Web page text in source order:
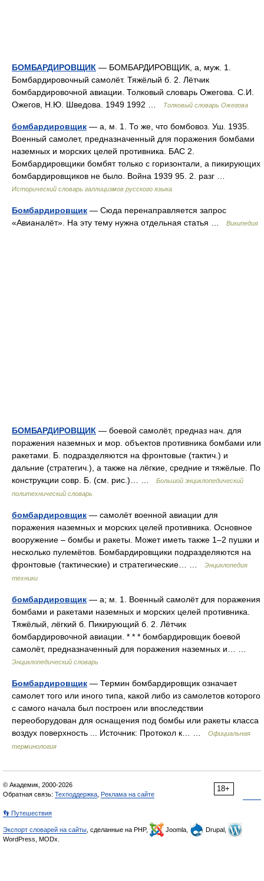
БОМБАРДИРОВЩИК — БОМБАРДИРОВЩИК, а, муж. 1.
Бомбардировочный самолёт. Тяжёлый б. 2. Лётчик
бомбардировочной авиации. Толковый словарь Ожегова. С.И.
Ожегов, Н.Ю. Шведова. 1949 1992 …
Толковый словарь Ожегова
бомбардировщик — а, м. 1. То же, что бомбовоз. Уш. 1935.
Военный самолет, предназначенный для поражения бомбами
наземных и морских целей противника. БАС 2.
Бомбардировщики бомбят только с горизонтали, а пикирующих
бомбардировщиков не было. Война 1939 95. 2. разг …
Исторический словарь галлицизмов русского языка
Бомбардировщик — Сюда перенаправляется запрос
«Авианалёт». На эту тему нужна отдельная статья …
Википедия
БОМБАРДИРОВЩИК — боевой самолёт, предназ нач. для
поражения наземных и мор. объектов противника бомбами или
ракетами. Б. подразделяются на фронтовые (тактич.) и
дальние (стратегич.), а также на лёгкие, средние и тяжёлые. По
конструкции совр. Б. (см. рис.)… …
Большой энциклопедический
политехнический словарь
бомбардировщик — самолёт военной авиации для
поражения наземных и морских целей противника. Основное
вооружение – бомбы и ракеты. Может иметь также 1–2 пушки и
несколько пулемётов. Бомбардировщики подразделяются на
фронтовые (тактические) и стратегические… …
Энциклопедия
техники
бомбардировщик — а; м. 1. Военный самолёт для поражения
бомбами и ракетами наземных и морских целей противника.
Тяжёлый, лёгкий б. Пикирующий б. 2. Лётчик
бомбардировочной авиации. * * * бомбардировщик боевой
самолёт, предназначенный для поражения наземных и… …
Энциклопедический словарь
Бомбардировщик — Термин бомбардировщик означает
самолет того или иного типа, какой либо из самолетов которого
с самого начала был построен или впоследствии
переоборудован для оснащения под бомбы или ракеты класса
воздух поверхность ... Источник: Протокол к… …
Официальная
терминология
18+
© Академик, 2000-2026
Обратная связь: Техподдержка Реклама на сайте
👣 Путешествия
Экспорт словарей на сайты , сделанные на PHP, Joomla,
Drupal,
WordPress, MODx.